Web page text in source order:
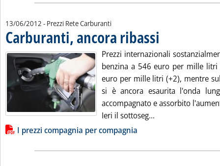
13/06/2012 - Prezzi Rete Carburanti
Carburanti, ancora ribassi
Prezzi internazionali
benzina a 546 euro per mille
euro per mille litri (+2), mentre
si è ancora esaurita l'onda
accompagnato e assorbito
Ieri il sottoseg...
Lista allegati PDF alla notizia
I prezzi compagnia per compagnia